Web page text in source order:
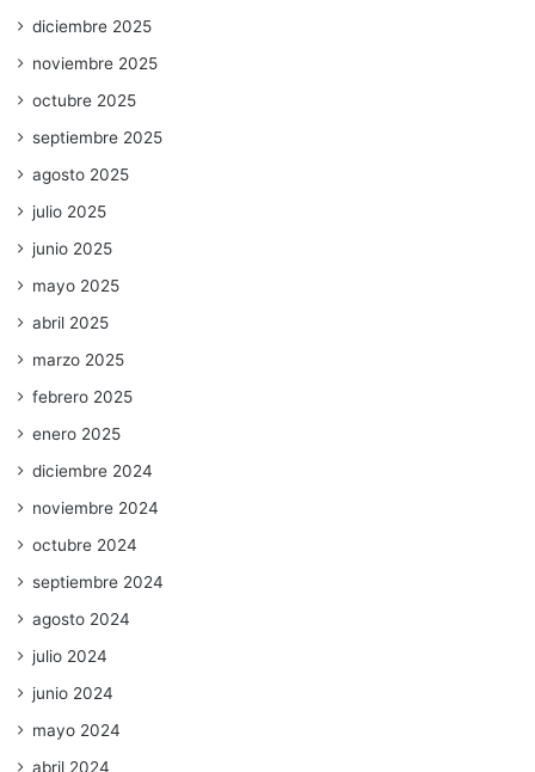
diciembre 2025
noviembre 2025
octubre 2025
septiembre 2025
agosto 2025
julio 2025
junio 2025
mayo 2025
abril 2025
marzo 2025
febrero 2025
enero 2025
diciembre 2024
noviembre 2024
octubre 2024
septiembre 2024
agosto 2024
julio 2024
junio 2024
mayo 2024
abril 2024